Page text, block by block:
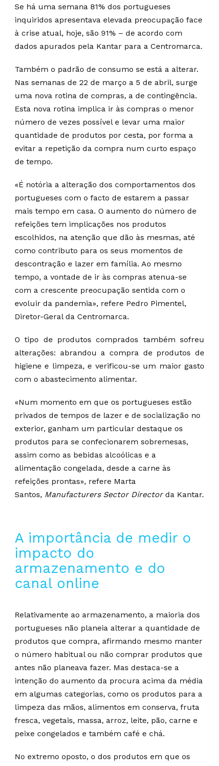
Se há uma semana 81% dos portugueses
inquiridos apresentava elevada preocupação face
à crise atual, hoje, são 91% – de acordo com
dados apurados pela Kantar para a Centromarca.
Também o padrão de consumo se está a alterar.
Nas semanas de 22 de março a 5 de abril, surge
uma nova rotina de compras, a de contingência.
Esta nova rotina implica ir às compras o menor
número de vezes possível e levar uma maior
quantidade de produtos por cesta, por forma a
evitar a repetição da compra num curto espaço
de tempo.
«É notória a alteração dos comportamentos dos
portugueses com o facto de estarem a passar
mais tempo em casa. O aumento do número de
refeições tem implicações nos produtos
escolhidos, na atenção que dão às mesmas, até
como contributo para os seus momentos de
descontração e lazer em família. Ao mesmo
tempo, a vontade de ir às compras atenua-se
com a crescente preocupação sentida com o
evoluir da pandemia», refere Pedro Pimentel,
Diretor-Geral da Centromarca.
O tipo de produtos comprados também sofreu
alterações: abrandou a compra de produtos de
higiene e limpeza, e verificou-se um maior gasto
com o abastecimento alimentar.
«Num momento em que os portugueses estão
privados de tempos de lazer e de socialização no
exterior, ganham um particular destaque os
produtos para se confecionarem sobremesas,
assim como as bebidas alcoólicas e a
alimentação congelada, desde a carne às
refeições prontas», refere Marta
Santos, Manufacturers Sector Director da Kantar.
A importância de medir o
impacto do
armazenamento e do
canal online
Relativamente ao armazenamento, a maioria dos
portugueses não planeia alterar a quantidade de
produtos que compra, afirmando mesmo manter
o número habitual ou não comprar produtos que
antes não planeava fazer. Mas destaca-se a
intenção do aumento da procura acima da média
em algumas categorias, como os produtos para a
limpeza das mãos, alimentos em conserva, fruta
fresca, vegetais, massa, arroz, leite, pão, carne e
peixe congelados e também café e chá.
No extremo oposto, o dos produtos em que os